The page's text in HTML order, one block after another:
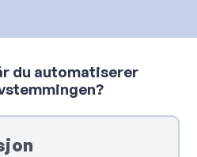
du automatiserer